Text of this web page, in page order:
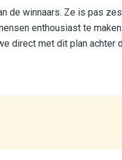
de winnaars. Ze is pas
enthousiast te
direct met dit plan achter